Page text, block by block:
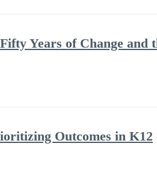
Years of Change and
Outcomes in K12